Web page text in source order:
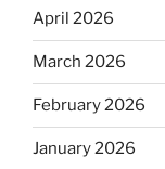
April 2026
March 2026
February 2026
January 2026